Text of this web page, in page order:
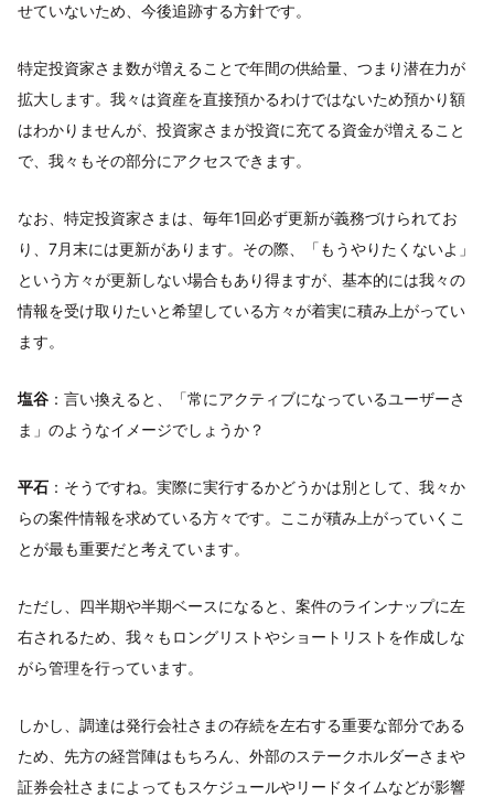
せていないため、今後追跡する方針です。
特定投資家さま数が増えることで年間の供給量、つまり潜在力が
拡大します。我々は資産を直接預かるわけではないため預かり額
はわかりませんが、投資家さまが投資に充てる資金が増えること
で、我々もその部分にアクセスできます。
なお、特定投資家さまは、毎年1回必ず更新が義務づけられてお
り、7月末には更新があります。その際、「もうやりたくないよ」
という方々が更新しない場合もあり得ますが、基本的には我々の
情報を受け取りたいと希望している方々が着実に積み上がってい
ます。
塩谷 ：言い換えると、「常にアクティブになっているユーザーさ
ま」のようなイメージでしょうか？
平石 ：そうですね。実際に実行するかどうかは別として、我々か
らの案件情報を求めている方々です。ここが積み上がっていくこ
とが最も重要だと考えています。
ただし、四半期や半期ベースになると、案件のラインナップに左
右されるため、我々もロングリストやショートリストを作成しな
がら管理を行っています。
しかし、調達は発行会社さまの存続を左右する重要な部分である
ため、先方の経営陣はもちろん、外部のステークホルダーさまや
証券会社さまによってもスケジュールやリードタイムなどが影響